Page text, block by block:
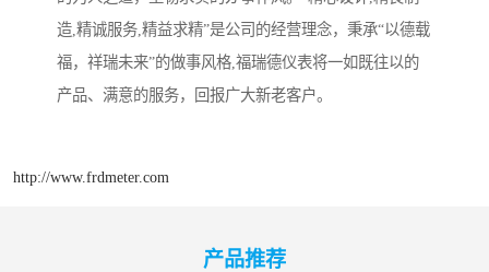
造,精诚服务,精益求精”是公司的经营理念，秉承“以德载
福，祥瑞未来”的做事风格,福瑞德仪表将一如既往以的
产品、满意的服务，回报广大新老客户。
http://www.frdmeter.com
产品推荐